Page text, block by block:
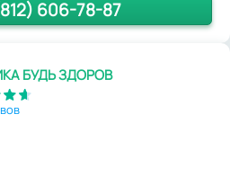
606-78-87
БУДЬ ЗДОРОВ